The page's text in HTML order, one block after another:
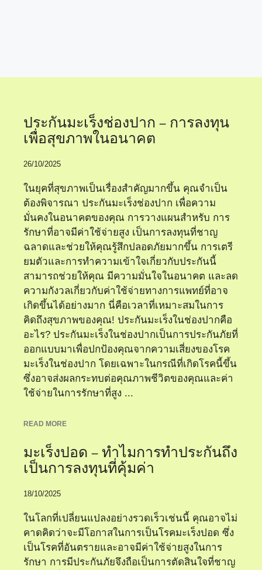
ประกันมะเร็งช่องปาก – การลงทุน
เพื่อสุขภาพในอนาคต
26/10/2025
ในยุคที่สุขภาพเป็นเรื่องสำคัญมากขึ้น คุณจำเป็น
ต้องพิจารณา ประกันมะเร็งช่องปาก เพื่อความ
มั่นคงในอนาคตของคุณ การวางแผนสำหรับ การ
รักษาที่อาจมีค่าใช้จ่ายสูง เป็นการลงทุนที่ชาญ
ฉลาดและช่วยให้คุณรู้สึกปลอดภัยมากขึ้น การเตรี
ยมตัวและการทำความเข้าใจเกี่ยวกับประกันนี้
สามารถช่วยให้คุณ มีความมั่นใจในอนาคต และลด
ความกังวลเกี่ยวกับค่าใช้จ่ายทางการแพทย์ที่อาจ
เกิดขึ้นได้อย่างมาก นี่คือเวลาที่เหมาะสมในการ
คิดถึงสุขภาพของคุณ! ประกันมะเร็งในช่องปากคือ
อะไร? ประกันมะเร็งในช่องปากเป็นการประกันภัยที่
ออกแบบมาเพื่อปกป้องคุณจากความเสี่ยงของโรค
มะเร็งในช่องปาก โดยเฉพาะในกรณีที่เกิดโรคนี้ขึ้น
ซึ่งอาจส่งผลกระทบต่อคุณภาพชีวิตของคุณและค่า
ใช้จ่ายในการรักษาที่สูง ...
READ MORE
มะเร็งปอด – ทำไมการทำประกันถึง
เป็นการลงทุนที่คุ้มค่า
18/10/2025
ในโลกที่เปลี่ยนแปลงอย่างรวดเร็วเช่นนี้ คุณอาจไม่
คาดคิดว่าจะมีโอกาสในการเป็นโรคมะเร็งปอด ซึ่ง
เป็นโรคที่อันตรายและอาจมีค่าใช้จ่ายสูงในการ
รักษา การมีประกันภัยจึงถือเป็นการตัดสินใจที่ชาญ